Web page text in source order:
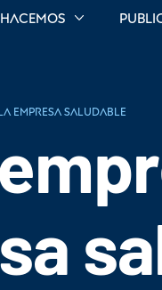
empresa saludable